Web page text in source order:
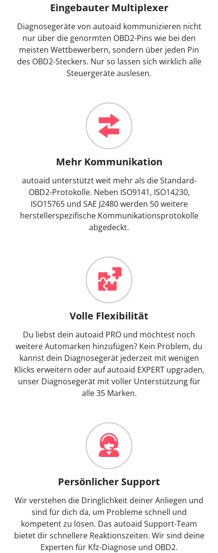
Eingebauter Multiplexer
Diagnosegeräte von autoaid kommunizieren nicht
nur über die genormten OBD2-Pins wie bei den
meisten Wettbewerbern, sondern über jeden Pin
des OBD2-Steckers. Nur so lassen sich wirklich alle
Steuergeräte auslesen.
Mehr Kommunikation
autoaid unterstützt weit mehr als die Standard-
OBD2-Protokolle. Neben ISO9141, ISO14230,
ISO15765 und SAE J2480 werden 50 weitere
herstellerspezifische Kommunikationsprotokolle
abgedeckt.
Volle Flexibilität
Du liebst dein autoaid PRO und möchtest noch
weitere Automarken hinzufügen? Kein Problem, du
kannst dein Diagnosegerät jederzeit mit wenigen
Klicks erweitern oder auf autoaid EXPERT upgraden,
unser Diagnosegerät mit voller Unterstützung für
alle 35 Marken.
Persönlicher Support
Wir verstehen die Dringlichkeit deiner Anliegen und
sind für dich da, um Probleme schnell und
kompetent zu lösen. Das autoaid Support-Team
bietet dir schnellere Reaktionszeiten. Wir sind deine
Experten für Kfz-Diagnose und OBD2.